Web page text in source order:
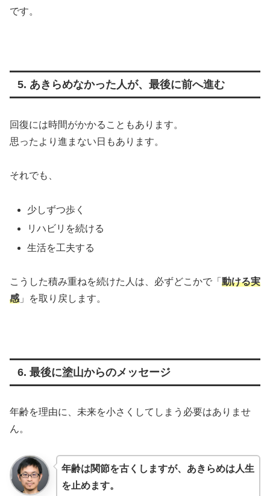
です。
5. あきらめなかった人が、最後に前へ進む
回復には時間がかかることもあります。
思ったより進まない日もあります。
それでも、
少しずつ歩く
リハビリを続ける
生活を工夫する
こうした積み重ねを続けた人は、必ずどこかで「 動ける実
感 」を取り戻します。
6. 最後に塗山からのメッセージ
年齢を理由に、未来を小さくしてしまう必要はありませ
ん。
年齢は関節を古くしますが、あきらめは人生
を止めます。